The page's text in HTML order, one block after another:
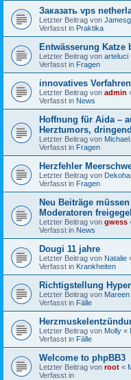
Заказать vps
Letzter Beitrag von
Verfasst in Praktika
Entwässerung Katze
Letzter Beitrag von arteluci
Verfasst in Fragen
innovatives
Letzter Beitrag von admin
Verfasst in News
Hoffnung für Aida –
Herztumors,
Letzter Beitrag von
Verfasst in Fragen
Herzfehler
Letzter Beitrag von
Verfasst in Fragen
Neu Beiträge
Moderatoren
Letzter Beitrag von gwess
Verfasst in News
Dougi 11 jahre
Letzter Beitrag von Natalie
Verfasst in Krankheiten
Richtigstellung
Letzter Beitrag von
Verfasst in Fälle
Letzter Beitrag von Molly «
Verfasst in Fälle
Welcome to phpBB3
Letzter Beitrag von root «
Verfasst in